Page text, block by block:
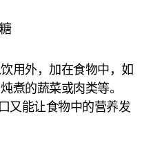
用外，加在食物中，如
煮的蔬菜或肉类等。
又能让食物中的营养发